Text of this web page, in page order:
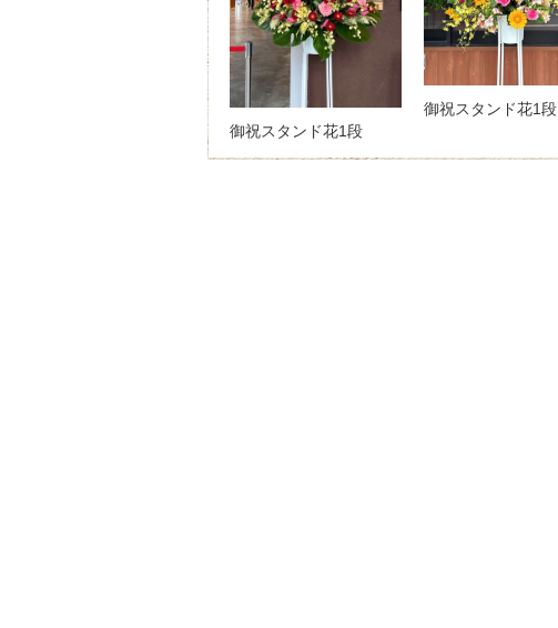
御祝スタンド花1段
御祝スタンド花1段